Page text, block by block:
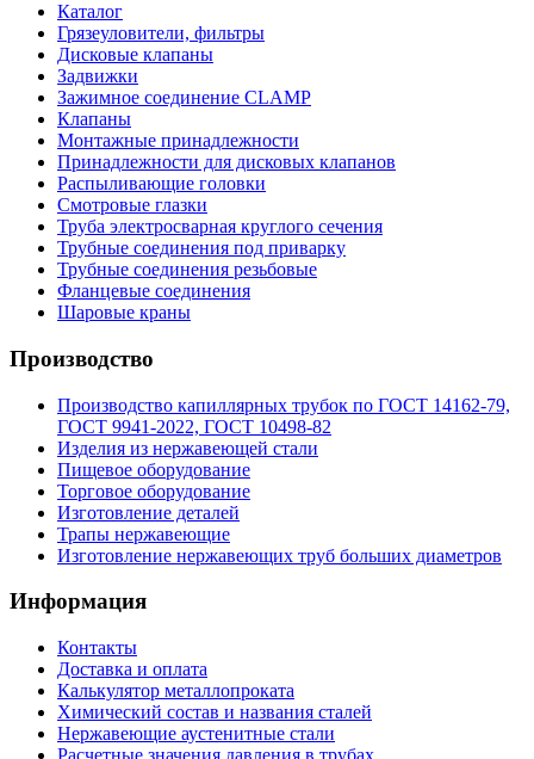
Каталог
Грязеуловители, фильтры
Дисковые клапаны
Задвижки
Зажимное соединение CLAMP
Клапаны
Монтажные принадлежности
Принадлежности для дисковых клапанов
Распыливающие головки
Смотровые глазки
Труба электросварная круглого сечения
Трубные соединения под приварку
Трубные соединения резьбовые
Фланцевые соединения
Шаровые краны
Производство
Производство капиллярных трубок по ГОСТ 14162-79,
ГОСТ 9941-2022, ГОСТ 10498-82
Изделия из нержавеющей стали
Пищевое оборудование
Торговое оборудование
Изготовление деталей
Трапы нержавеющие
Изготовление нержавеющих труб больших диаметров
Информация
Контакты
Доставка и оплата
Калькулятор металлопроката
Химический состав и названия сталей
Нержавеющие аустенитные стали
Расчетные значения давления в трубах